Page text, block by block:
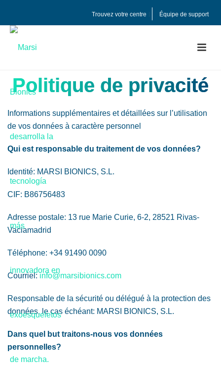
Trouvez votre centre Équipe de support
Politique de privacité
Informations supplémentaires et détaillées sur l’utilisation
de vos données à caractère personnel
Qui est responsable du traitement de vos données?
Identité: MARSI BIONICS, S.L.
CIF: B86756483
Adresse postale: 13 rue Marie Curie, 6-2, 28521 Rivas-
Vaciamadrid
Téléphone: +34 91490 0090
Courriel:info@marsibionics.com
Responsable de la sécurité ou délégué à la protection des
données, le cas échéant: MARSI BIONICS, S.L.
Dans quel but traitons-nous vos données
personnelles?